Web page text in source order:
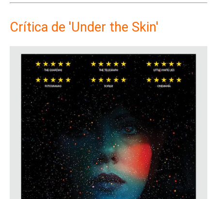
Crítica de 'Under the Skin'